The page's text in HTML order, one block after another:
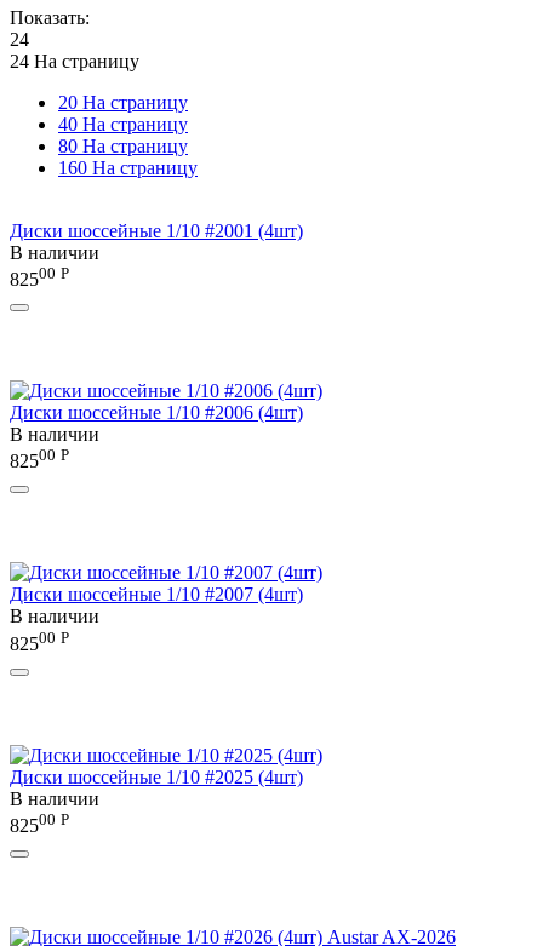
Показать:
24
24 На страницу
20 На страницу
40 На страницу
80 На страницу
160 На страницу
Диски шоссейные 1/10 #2001 (4шт)
В наличии
82500 Р
Диски шоссейные 1/10 #2006 (4шт)
В наличии
82500 Р
Диски шоссейные 1/10 #2007 (4шт)
В наличии
82500 Р
Диски шоссейные 1/10 #2025 (4шт)
В наличии
82500 Р